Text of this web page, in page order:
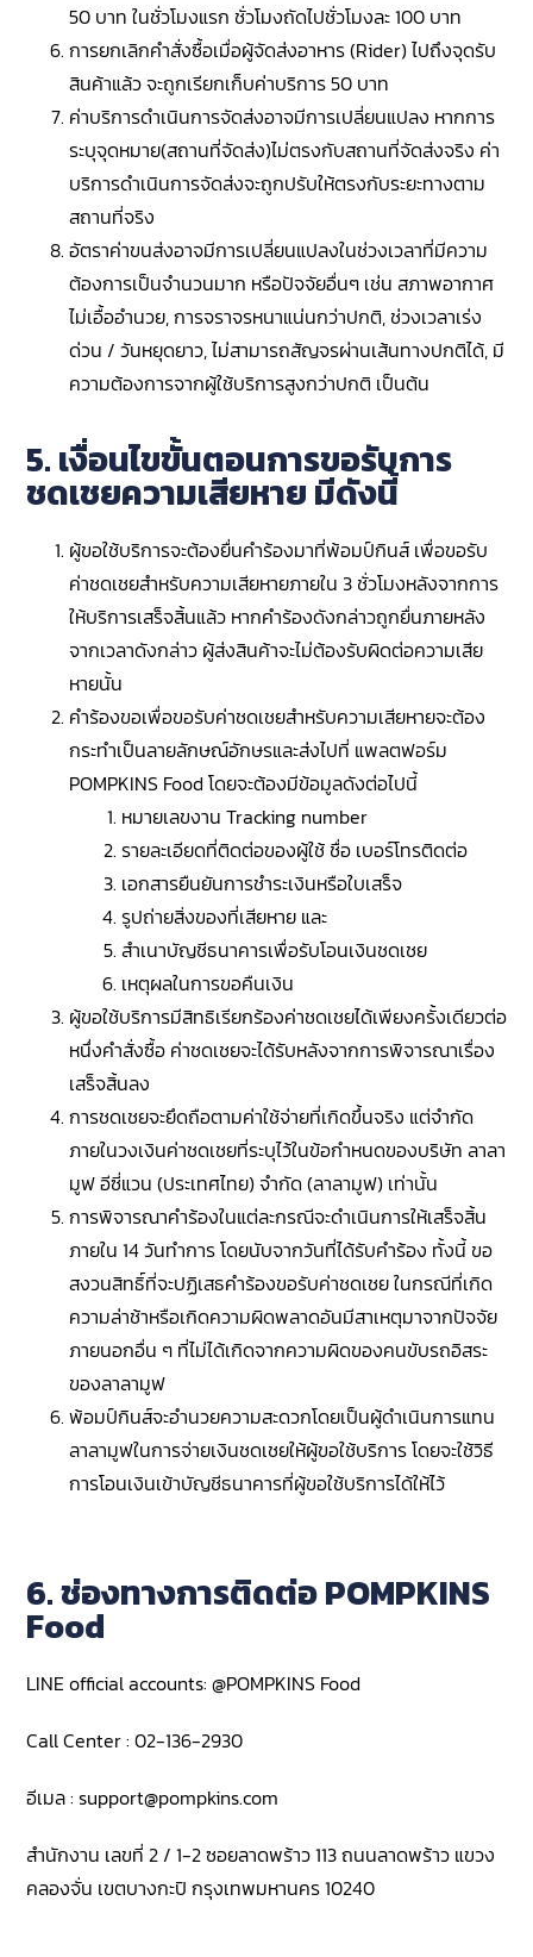
50 บาท ในชั่วโมงแรก ชั่วโมงถัดไปชั่วโมงละ 100 บาท
การยกเลิกคำสั่งซื้อเมื่อผู้จัดส่งอาหาร (Rider) ไปถึงจุดรับ
สินค้าแล้ว จะถูกเรียกเก็บค่าบริการ 50 บาท
ค่าบริการดำเนินการจัดส่งอาจมีการเปลี่ยนแปลง หากการ
ระบุจุดหมาย(สถานที่จัดส่ง)ไม่ตรงกับสถานที่จัดส่งจริง ค่า
บริการดำเนินการจัดส่งจะถูกปรับให้ตรงกับระยะทางตาม
สถานที่จริง
อัตราค่าขนส่งอาจมีการเปลี่ยนแปลงในช่วงเวลาที่มีความ
ต้องการเป็นจำนวนมาก หรือปัจจัยอื่นๆ เช่น สภาพอากาศ
ไม่เอื้ออำนวย, การจราจรหนาแน่นกว่าปกติ, ช่วงเวลาเร่ง
ด่วน / วันหยุดยาว, ไม่สามารถสัญจรผ่านเส้นทางปกติได้, มี
ความต้องการจากผู้ใช้บริการสูงกว่าปกติ เป็นต้น
5. เงื่อนไขขั้นตอนการขอรับการ
ชดเชยความเสียหาย มีดังนี้
ผู้ขอใช้บริการจะต้องยื่นคำร้องมาที่พ้อมป์กินส์ เพื่อขอรับ
ค่าชดเชยสำหรับความเสียหายภายใน 3 ชั่วโมงหลังจากการ
ให้บริการเสร็จสิ้นแล้ว หากคำร้องดังกล่าวถูกยื่นภายหลัง
จากเวลาดังกล่าว ผู้ส่งสินค้าจะไม่ต้องรับผิดต่อความเสีย
หายนั้น
คำร้องขอเพื่อขอรับค่าชดเชยสำหรับความเสียหายจะต้อง
กระทำเป็นลายลักษณ์อักษรและส่งไปที่ แพลตฟอร์ม
POMPKINS Food โดยจะต้องมีข้อมูลดังต่อไปนี้
หมายเลขงาน Tracking number
รายละเอียดที่ติดต่อของผู้ใช้ ชื่อ เบอร์โทรติดต่อ
เอกสารยืนยันการชำระเงินหรือใบเสร็จ
รูปถ่ายสิ่งของที่เสียหาย และ
สำเนาบัญชีธนาคารเพื่อรับโอนเงินชดเชย
เหตุผลในการขอคืนเงิน
ผู้ขอใช้บริการมีสิทธิเรียกร้องค่าชดเชยได้เพียงครั้งเดียวต่อ
หนึ่งคำสั่งซื้อ ค่าชดเชยจะได้รับหลังจากการพิจารณาเรื่อง
เสร็จสิ้นลง
การชดเชยจะยึดถือตามค่าใช้จ่ายที่เกิดขึ้นจริง แต่จำกัด
ภายในวงเงินค่าชดเชยที่ระบุไว้ในข้อกำหนดของบริษัท ลาลา
มูฟ อีซี่แวน (ประเทศไทย) จำกัด (ลาลามูฟ) เท่านั้น
การพิจารณาคำร้องในแต่ละกรณีจะดำเนินการให้เสร็จสิ้น
ภายใน 14 วันทำการ โดยนับจากวันที่ได้รับคำร้อง ทั้งนี้ ขอ
สงวนสิทธิ์ที่จะปฏิเสธคำร้องขอรับค่าชดเชย ในกรณีที่เกิด
ความล่าช้าหรือเกิดความผิดพลาดอันมีสาเหตุมาจากปัจจัย
ภายนอกอื่น ๆ ที่ไม่ได้เกิดจากความผิดของคนขับรถอิสระ
ของลาลามูฟ
พ้อมป์กินส์จะอำนวยความสะดวกโดยเป็นผู้ดำเนินการแทน
ลาลามูฟในการจ่ายเงินชดเชยให้ผู้ขอใช้บริการ โดยจะใช้วิธี
การโอนเงินเข้าบัญชีธนาคารที่ผู้ขอใช้บริการได้ให้ไว้
6. ช่องทางการติดต่อ POMPKINS
Food
LINE official accounts: @POMPKINS Food
Call Center : 02-136-2930
อีเมล : support@pompkins.com
สำนักงาน เลขที่ 2 / 1-2 ซอยลาดพร้าว 113 ถนนลาดพร้าว แขวง
คลองจั่น เขตบางกะปิ กรุงเทพมหานคร 10240